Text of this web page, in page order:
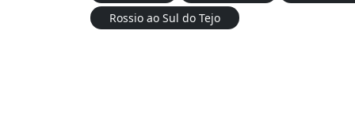
Rossio ao Sul do Tejo